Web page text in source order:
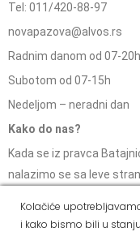
Tel: 011/420-88-97
novapazova@alvos.rs
Radnim danom od 07-20h
Subotom od 07-15h
Nedeljom – neradni dan
Kako do nas?
Kada se iz pravca
nalazimo se sa leve
Kolačiće
i kako bismo bili u